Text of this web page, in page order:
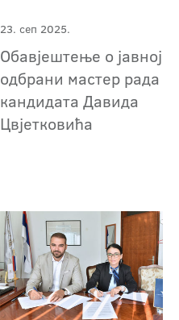
23. сеп 2025.
Обавјештење о јавној
одбрани мастер рада
кандидата Давида
Цвјетковића